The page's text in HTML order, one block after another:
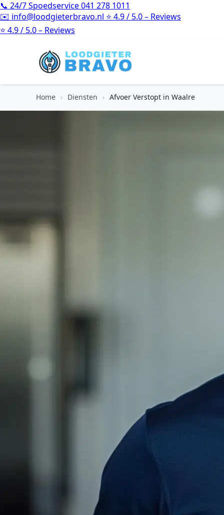
📞 24/7 Spoedservice041 278 1011
✉️ info@loodgieterbravo.nl ⭐ 4.9 / 5.0 – Reviews
⭐ 4.9 / 5.0 – Reviews
Home › Diensten › Afvoer Verstopt in Waalre